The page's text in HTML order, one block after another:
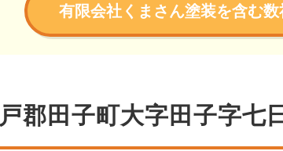
有限会社くまさん塗装を含む
郡田子町大字田子字七